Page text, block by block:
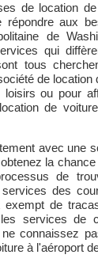
de location
aux
de
qui
tous
de location
ou pour
de
avec une
la
de
des
exempt de
services de
connaissez
à l'aéroport